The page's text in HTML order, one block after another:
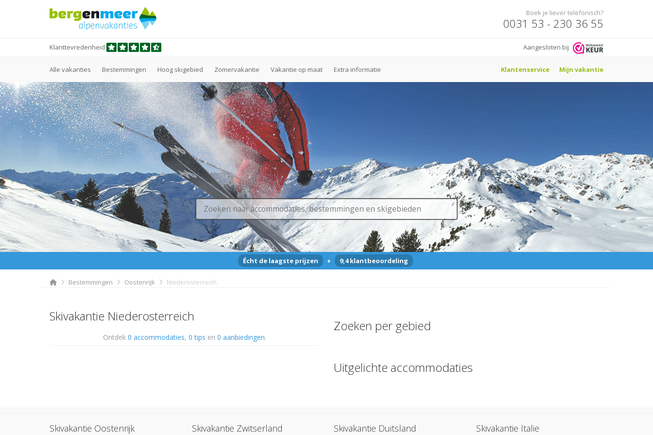
Boek je liever telefonisch?
0031 53 - 230 36 55
Klanttevredenheid Aangesloten bij
Alle vakanties Bestemmingen Hoog skigebied Zomervakantie Vakantie op maat Extra informatie Klantenservice Mijn vakantie
Écht de laagste prijzen + 9,4 klantbeoordeling
Bestemmingen Oostenrijk Niederosterreich
Skivakantie Niederosterreich
Ontdek 0 accommodaties, 0 tips en 0 aanbiedingen.
Zoeken per gebied
Uitgelichte accommodaties
Skivakantie Oostenrijk Skivakantie Zwitserland Skivakantie Duitsland Skivakantie Italie